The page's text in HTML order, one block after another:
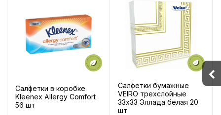
Салфетки в коробке
Kleenex Allergy Comfort
56 шт
Салфетки бумажные
VEIRO трехслойные
33x33 Эллада белая 20
шт